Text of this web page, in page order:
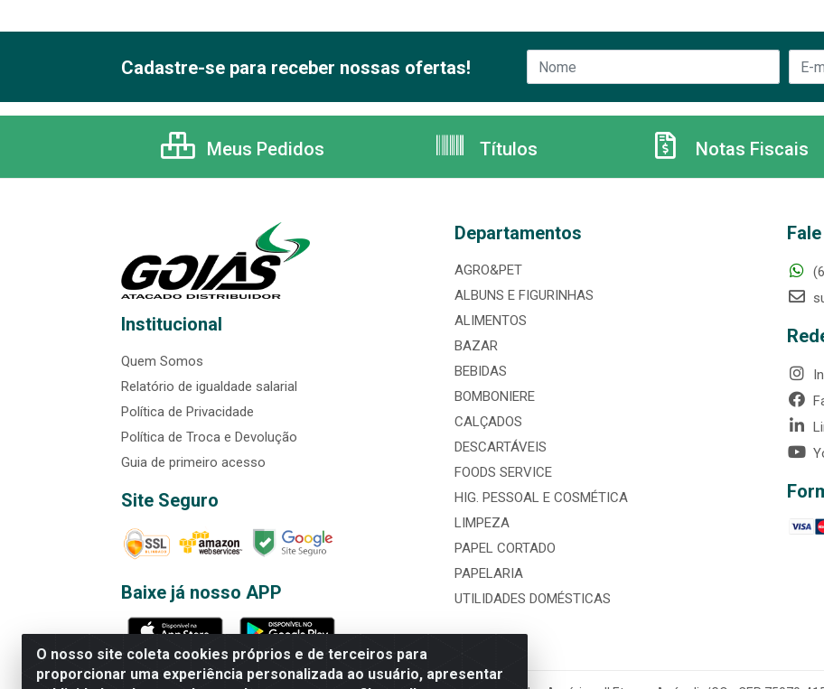
O nosso site coleta cookies próprios e de terceiros para
proporcionar uma experiência personalizada ao usuário, apresentar
Cadastre-se para receber nossas ofertas!
Meus Pedidos Títulos Notas Fiscais
Institucional
Quem Somos
Relatório de igualdade salarial
Política de Privacidade
Política de Troca e Devolução
Guia de primeiro acesso
Site Seguro
Baixe já nosso APP
Departamentos
AGRO&PET
ALBUNS E FIGURINHAS
ALIMENTOS
BAZAR
BEBIDAS
BOMBONIERE
CALÇADOS
DESCARTÁVEIS
FOODS SERVICE
HIG. PESSOAL E COSMÉTICA
LIMPEZA
PAPEL CORTADO
PAPELARIA
UTILIDADES DOMÉSTICAS